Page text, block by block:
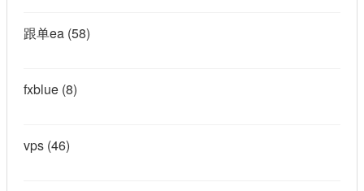
跟单ea (58)
fxblue (8)
vps (46)